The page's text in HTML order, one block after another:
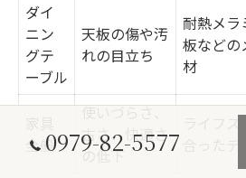
ダイ
ニン
グテ
ーブル
天板の傷や汚
れの目立ち
耐熱メラ
板などの
材
全般
使いづらさ、
古さ、快適さ
の低下
ライフ
合った
0979-82-5577